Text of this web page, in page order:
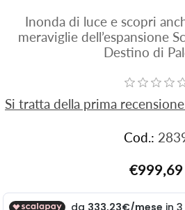
Inonda di luce e scopri
meraviglie dell’espansione
Destino di
Si tratta della prima
Cod.:
€999,69